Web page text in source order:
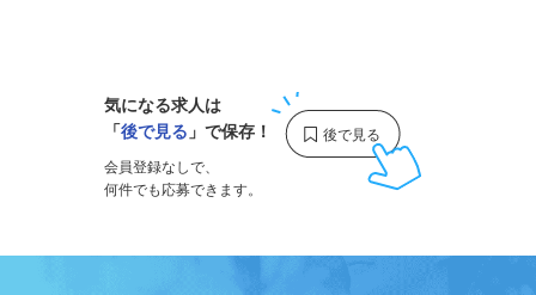
気になる求人は
「後で見る 」で保存！
会員登録なしで、
何件でも応募できます。